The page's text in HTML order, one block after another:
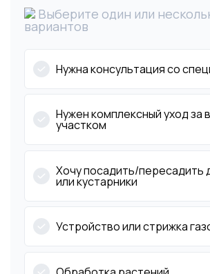
Выберите один или
вариантов
Нужна консультация со
Нужен комплексный уход за
участком
Хочу посадить/пересадить
или кустарники
Устройство или стрижка